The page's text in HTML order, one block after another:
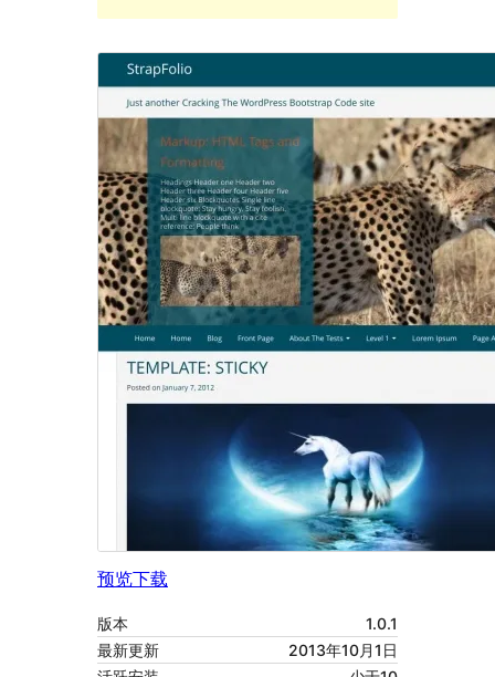
预览下载
版本
1.0.1
最新更新
2013年10月1日